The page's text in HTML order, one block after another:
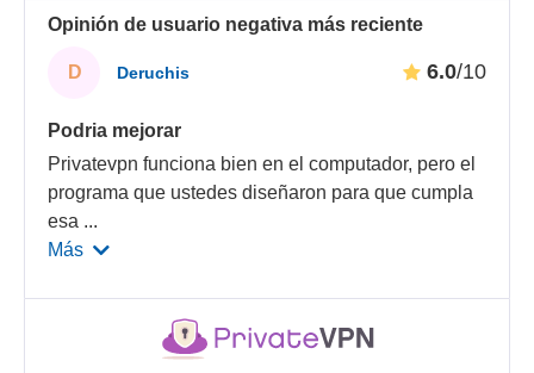
Opinión de usuario negativa más reciente
D Deruchis 6.0/10
Podria mejorar
Privatevpn funciona bien en el computador, pero el
programa que ustedes diseñaron para que cumpla
esa ...
Más